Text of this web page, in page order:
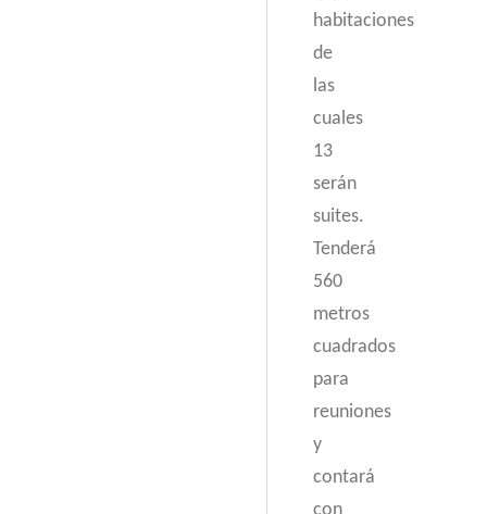
habitaciones
de
las
cuales
13
serán
suites.
Tenderá
560
metros
cuadrados
para
reuniones
y
contará